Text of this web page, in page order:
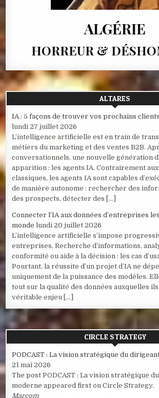
ALGÉRIE
HORREUR &
ALTARES
IA : 5 façons de trouver vos prochains
lundi 27 juillet 2026
L’intelligence artificielle est en train de
métiers du marketing et des ventes B2B.
conversationnels, une nouvelle génération
apparition : les agents IA. Contrairement
classiques, les agents IA sont capables
de manière autonome : rechercher des
des prospects, détecter des […]
Connecter l’IA aux données d’entreprises
monde lundi 20 juillet 2026
L’intelligence artificielle s’impose
entreprises. Recherche d’informations,
conformité ou aide à la décision : les cas
Pourtant, la réussite d’un projet d’IA ne
uniquement de la puissance des modèles.
tout sur la qualité des données auxquelles ils
véritable enjeu […]
CIRCLE STRATEGY
PODCAST : La vision stratégique du
21 mai 2026
The post PODCAST : La vision stratégique
moderne appeared first on Circle Strategy.
Marcom